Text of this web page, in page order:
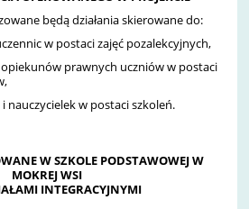
będą działania skierowane do:
w postaci zajęć pozalekcyjnych,
prawnych uczniów w postaci
nauczycielek w postaci szkoleń.
W SZKOLE PODSTAWOWEJ W
MOKREJ WSI
INTEGRACYJNYMI